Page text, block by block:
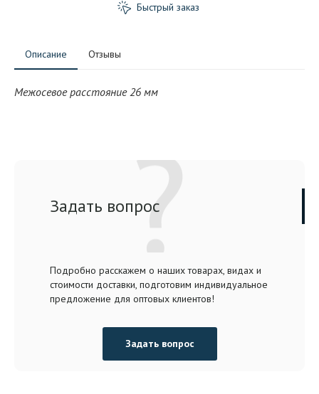
Быстрый заказ
Описание Отзывы
Межосевое расстояние 26 мм
Задать вопрос
Подробно расскажем о наших товарах, видах и
стоимости доставки, подготовим индивидуальное
предложение для оптовых клиентов!
Задать вопрос